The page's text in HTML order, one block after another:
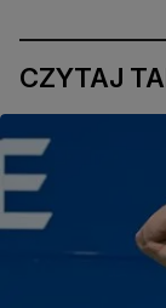
CZYTAJ